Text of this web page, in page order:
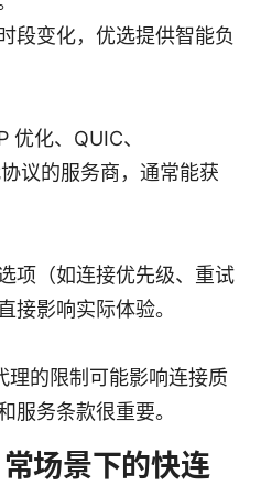
段变化，优选提供智能负
优化、QUIC、
议的服务商，通常能获
项（如连接优先级、重试
接影响实际体验。
理的限制可能影响连接质
服务条款很重要。
场景下的快连